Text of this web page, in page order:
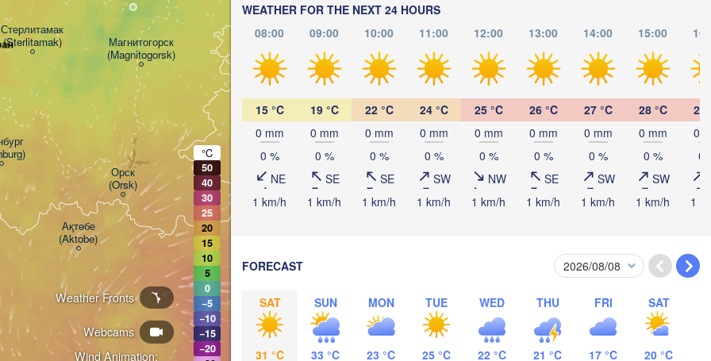
WEATHER FOR THE NEXT 24 HOURS
08:00
09:00 10:00 11:00 12:00 13:00 14:00 15:00
15 °C
0 mm
0 %
NE
1 km/h
19 °C
0 mm
0 %
SE
1 km/h
22 °C
0 mm
0 %
SE
1 km/h
24 °C
0 mm
0 %
SW
1 km/h
25 °C
0 mm
0 %
NW
1 km/h
26 °C
0 mm
0 %
SE
1 km/h
27 °C
0 mm
0 %
SW
1 km/h
28 °C
0 mm
0 %
SW
1 km/h
28
0
0
1
FORECAST
SAT
31 °C
SUN
33 °C
MON
23 °C
TUE
25 °C
WED
22 °C
THU
21 °C
FRI
17 °C
SAT
20 °C
Wind Animation:
Webcams
Weather Fronts
Стерлитамак
(Sterlitamak)
Ақтөбе
(Aktobe)
Орск
(Orsk)
Қостанай
(Kostanay)
Магнитогорск
(Magnitogorsk)
Астана
(Astana)
Көкшетау
(Kökşetaw)
Қарағанды
(Qarağandy)
°C
50
40
30
25
20
15
10
5
0
−5
−10
−15
−20